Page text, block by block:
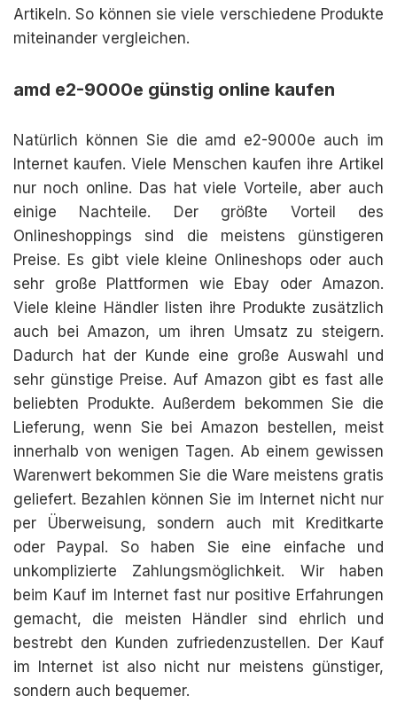
Artikeln. So können sie viele verschiedene Produkte
miteinander vergleichen.
amd e2-9000e günstig online kaufen
Natürlich können Sie die amd e2-9000e auch im
Internet kaufen. Viele Menschen kaufen ihre Artikel
nur noch online. Das hat viele Vorteile, aber auch
einige Nachteile. Der größte Vorteil des
Onlineshoppings sind die meistens günstigeren
Preise. Es gibt viele kleine Onlineshops oder auch
sehr große Plattformen wie Ebay oder Amazon.
Viele kleine Händler listen ihre Produkte zusätzlich
auch bei Amazon, um ihren Umsatz zu steigern.
Dadurch hat der Kunde eine große Auswahl und
sehr günstige Preise. Auf Amazon gibt es fast alle
beliebten Produkte. Außerdem bekommen Sie die
Lieferung, wenn Sie bei Amazon bestellen, meist
innerhalb von wenigen Tagen. Ab einem gewissen
Warenwert bekommen Sie die Ware meistens gratis
geliefert. Bezahlen können Sie im Internet nicht nur
per Überweisung, sondern auch mit Kreditkarte
oder Paypal. So haben Sie eine einfache und
unkomplizierte Zahlungsmöglichkeit. Wir haben
beim Kauf im Internet fast nur positive Erfahrungen
gemacht, die meisten Händler sind ehrlich und
bestrebt den Kunden zufriedenzustellen. Der Kauf
im Internet ist also nicht nur meistens günstiger,
sondern auch bequemer.